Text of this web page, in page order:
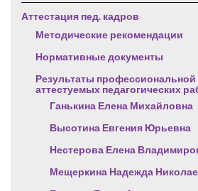
Аттестация пед. кадров
Методические рекомендации
Нормативные документы
Результаты профессиональной
аттестуемых педагогических
Ганькина Елена Михайловна
Высотина Евгения Юрьевна
Нестерова Елена
Мещеркина Надежда